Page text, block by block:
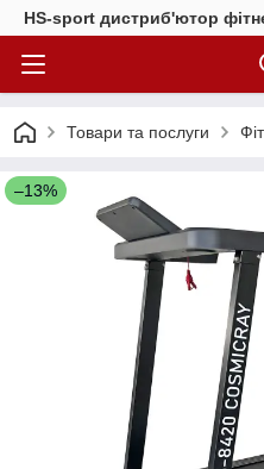
HS-sport дистриб'ютор
Товари та послуги
–13%